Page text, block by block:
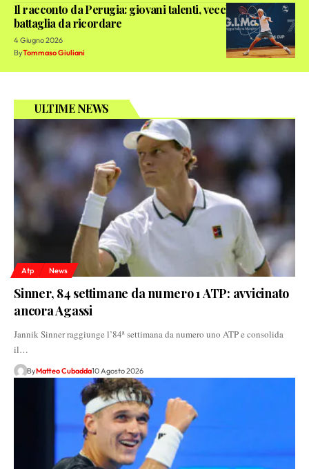
Il racconto da Perugia: giovani talenti, vecchi leoni e una
battaglia da ricordare
4 Giugno 2026
ByTommaso Giuliani
ULTIME NEWS
Atp News
Sinner, 84 settimane da numero 1 ATP: avvicinato
ancora Agassi
Jannik Sinner raggiunge l’84ª settimana da numero uno ATP e consolida
il…
ByMatteo Cubadda10 Agosto 2026